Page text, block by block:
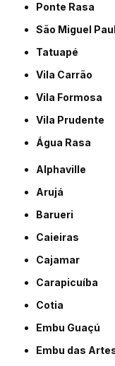
Ponte Rasa
São Miguel
Tatuapé
Vila Carrão
Vila Formosa
Vila Prudente
Água Rasa
Alphaville
Arujá
Barueri
Caieiras
Cajamar
Carapicuíba
Cotia
Embu Guaçú
Embu das